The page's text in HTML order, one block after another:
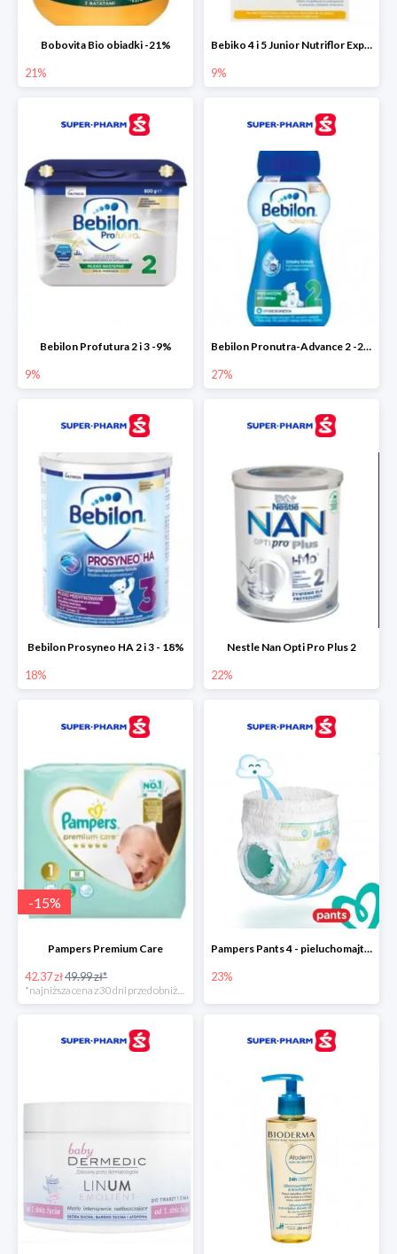
Bobovita Bio obiadki -21%
21%
Bebiko 4 i 5 Junior Nutriflor Expert -9%
9%
Bebilon Profutura 2 i 3 -9%
9%
Bebilon Pronutra-Advance 2 -27%
27%
Bebilon Prosyneo HA 2 i 3 - 18%
18%
Nestle Nan Opti Pro Plus 2
22%
-15%
Pampers Premium Care
42.37 zł49.99 zł*
Pampers Pants 4 - pieluchomajtki dla dzieci (9-15kg)
23%